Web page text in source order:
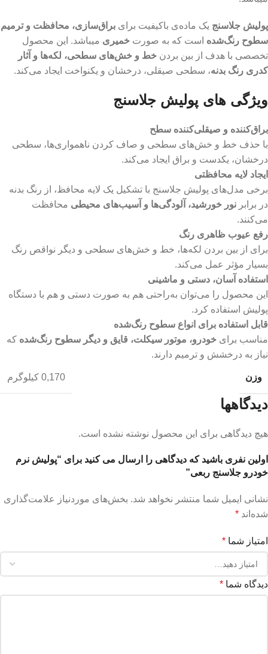
پولیش جلاسنج یک ماده‌ی باکیفیت برای براق‌سازی، محافظت و ترمیم
سطوح رنگ‌شده است که به صورت خمیری میباشد. این محصول
تخصصی با هدف از بین بردن خط و خش‌های سطحی، لکه‌ها و آثار
کدری رنگ بدنه، سطحی صیقلی، درخشان و یکنواخت ایجاد می‌کند.
ویژگی های پولیش جلاسنج
براق‌کننده و صیقلی‌کننده سطح
با حذف خط و خش‌های سطحی و صاف کردن ناهمواری‌ها، سطحی
درخشان، یکدست و براق ایجاد می‌کند.
ایجاد لایه محافظتی
برخی مدل‌های پولیش جلاسنج با تشکیل یک لایه محافظ، از رنگ بدنه
در برابر نور خورشید، آلودگی‌ها و آسیب‌های محیطی محافظت
می‌کنند.
رفع عیوب ظاهری رنگ
برای از بین بردن لکه‌ها، خط و خش‌های سطحی و دیگر نواقص رنگ
بسیار مؤثر عمل می‌کند.
استفاده آسان، دستی و ماشینی
این محصول را می‌توان به‌راحتی هم به صورت دستی و هم با دستگاه
پولیش استفاده کرد.
قابل استفاده برای انواع سطوح رنگ‌شده
مناسب برای خودرو، موتور سیکلت، قایق و دیگر سطوح رنگ‌شده که
نیاز به درخشش و ترمیم دارند.
وزن 0,170 کیلوگرم
دیدگاهها
هیچ دیدگاهی برای این محصول نوشته نشده است.
اولین نفری باشید که دیدگاهی را ارسال می کنید برای “پولیش نرم
خودرو جلاسنج ربعی”
نشانی ایمیل شما منتشر نخواهد شد. بخش‌های موردنیاز علامت‌گذاری
شده‌اند *
امتیاز شما *
دیدگاه شما *